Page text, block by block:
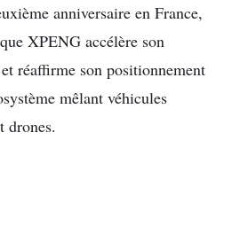
anniversaire en France,
XPENG accélère son
réaffirme son positionnement
mêlant véhicules
drones.